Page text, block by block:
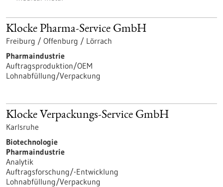
Klocke Pharma-Service GmbH
Freiburg / Offenburg / Lörrach
Pharmaindustrie
Auftragsproduktion/OEM
Lohnabfüllung/Verpackung
Klocke Verpackungs-Service GmbH
Karlsruhe
Biotechnologie
Pharmaindustrie
Analytik
Auftragsforschung/-Entwicklung
Lohnabfüllung/Verpackung